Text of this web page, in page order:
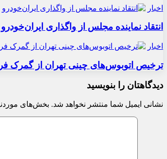
اخبار
انتقاد نماینده مجلس از واگذاری ایران‌خودرو
اخبار
ترخیص اتوبوس‌های چینی تهران از گمرک
دیدگاهتان را بنویسید
نشانی ایمیل شما منتشر نخواهد شد. بخش‌های